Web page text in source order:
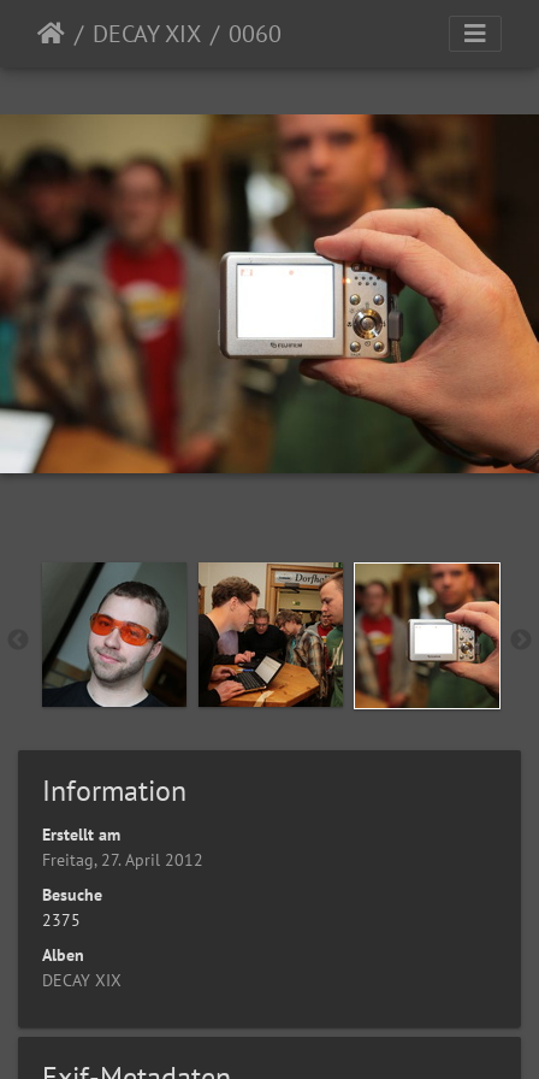
DECAY XIX 0060
Information
Erstellt am
Freitag, 27. April 2012
Besuche
2375
Alben
DECAY XIX